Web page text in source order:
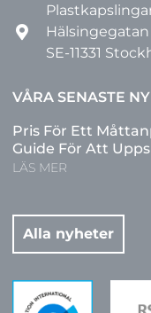
SE-11331
VÅRA SENASTE
Pris För Ett
Guide För Att
LÄS MER
Alla nyheter